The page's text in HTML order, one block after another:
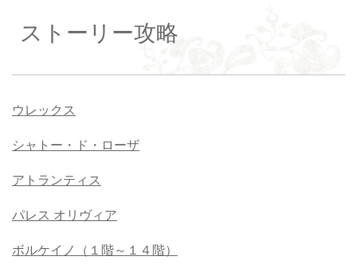
ストーリー攻略
ウレックス
シャトー・ド・ローザ
アトランティス
パレス オリヴィア
ボルケイノ（１階～１４階）